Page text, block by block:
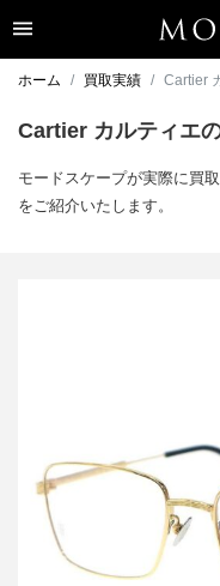
ホーム 買取実績 Cartier
Cartier カルティエ
モードスケープが実際に買
をご紹介いたします。
カルティエ